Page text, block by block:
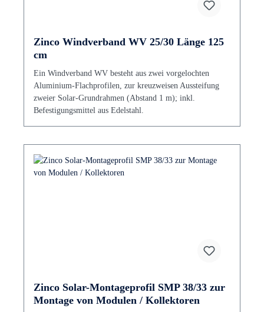
Zinco Windverband WV 25/30 Länge 125
cm
Ein Windverband WV besteht aus zwei vorgelochten
Aluminium-Flachprofilen, zur kreuzweisen Aussteifung
zweier Solar-Grundrahmen (Abstand 1 m); inkl.
Befestigungsmittel aus Edelstahl.
Zinco Solar-Montageprofil SMP 38/33 zur
Montage von Modulen / Kollektoren